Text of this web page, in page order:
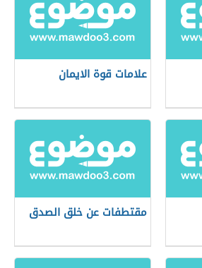
علامات قوة الايمان
مقتطفات عن خلق الصدق